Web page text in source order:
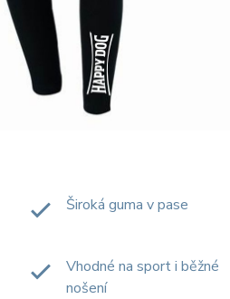
Široká guma v pase
Vhodné na sport i běžné
nošení